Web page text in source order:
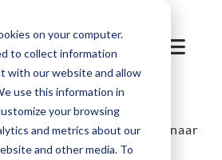
on your computer.
to collect information
with our website and allow
use this information in
your browsing
and metrics about our
and other media. To
de bergen /KitzSki's reis naar